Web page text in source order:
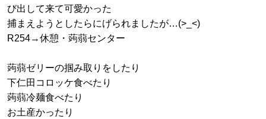
び出して来て可愛かった
捕まえようとしたらにげられましたが…(>_<)
R254→休憩・蒟蒻センター
蒟蒻ゼリーの掴み取りをしたり
下仁田コロッケ食べたり
蒟蒻冷麺食べたり
お土産かったり